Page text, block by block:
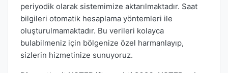
periyodik olarak sistemimize aktarılmaktadır. Saat
bilgileri otomatik hesaplama yöntemleri ile
oluşturulmamaktadır. Bu verileri kolayca
bulabilmeniz için bölgenize özel harmanlayıp,
sizlerin hizmetinize sunuyoruz.